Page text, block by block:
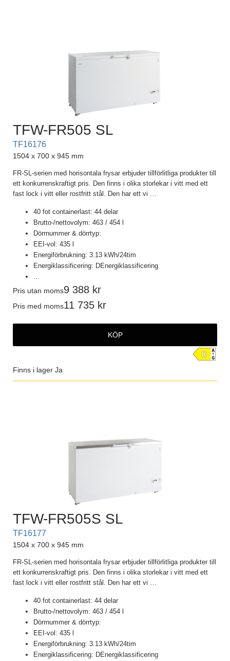
TFW-FR505 SL
TF16176
1504 x 700 x 945 mm
FR-SL-serien med horisontala frysar erbjuder tillförlitliga produkter till
ett konkurrenskraftigt pris. Den finns i olika storlekar i vitt med ett
fast lock i vitt eller rostfritt stål. Den har ett vi
40 fot containerlast: 44 delar
Brutto-/nettovolym: 463 / 454 l
Dörrnummer & dörrtyp:
EEI-vol: 435 l
Energiförbrukning: 3.13 kWh/24tim
Energiklassificering: DEnergiklassificering
Pris utan moms9 388
Pris med moms11 735
KÖP
Finns i lager Ja
TFW-FR505S SL
TF16177
1504 x 700 x 945 mm
FR-SL-serien med horisontala frysar erbjuder tillförlitliga produkter till
ett konkurrenskraftigt pris. Den finns i olika storlekar i vitt med ett
fast lock i vitt eller rostfritt stål. Den har ett vi …
40 fot containerlast: 44 delar
Brutto-/nettovolym: 463 / 454 l
Dörrnummer & dörrtyp:
EEI-vol: 435 l
Energiförbrukning: 3.13 kWh/24tim
Energiklassificering: DEnergiklassificering